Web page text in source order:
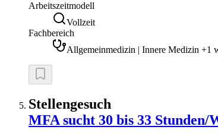
Arbeitszeitmodell
Vollzeit
Fachbereich
Allgemeinmedizin | Innere Medizin +1
Stellengesuch
MFA sucht 30 bis 33 Stunden/